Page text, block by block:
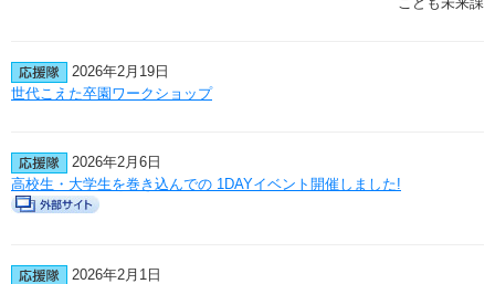
2026年2月19日
世代こえた卒園ワークショップ
2026年2月6日
高校生・大学生を巻き込んでの 1DAYイベント開催しました!
2026年2月1日